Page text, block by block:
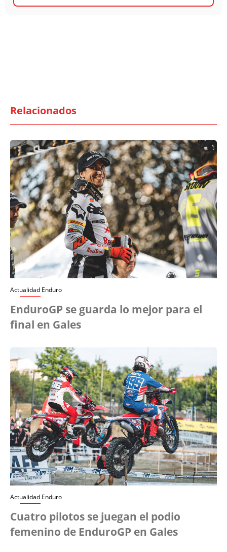
Relacionados
Actualidad Enduro
EnduroGP se guarda lo mejor para el
final en Gales
Actualidad Enduro
Cuatro pilotos se juegan el podio
femenino de EnduroGP en Gales